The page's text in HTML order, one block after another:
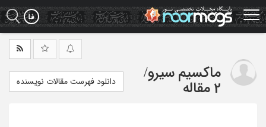
Skip
to
main
ماکسیم سیرو/
2 مقاله
دانلود فهرست مقالات نویسنده